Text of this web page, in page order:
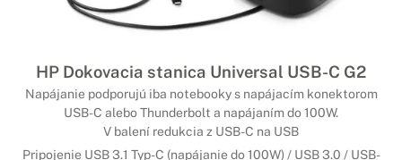
HP Dokovacia stanica Universal USB-C G2
Napájanie podporujú iba notebooky s napájacím konektorom
USB-C alebo Thunderbolt a napájaním do 100W.
V balení redukcia z USB-C na USB
Pripojenie USB 3.1 Typ-C (napájanie do 100W) / USB 3.0 / USB-